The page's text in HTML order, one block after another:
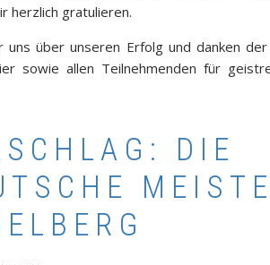
herzlich gratulieren.
über unseren Erfolg und danken
sowie allen Teilnehmenden für
DIE